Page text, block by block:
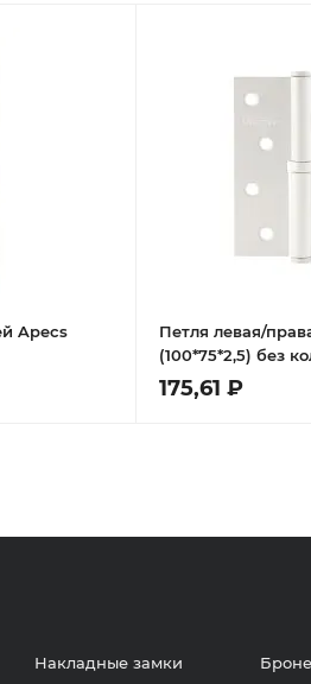
Apecs
Петля левая/
(100*75*2,5) без
Левая
175,61 ₽
Накладные замки